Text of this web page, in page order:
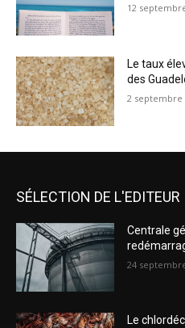
12
Le taux
des
2 septembre
SÉLECTION DE L'EDITEUR
Centrale
24
Le